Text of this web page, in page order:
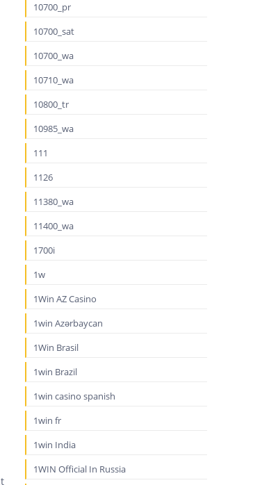
10700_pr
10700_sat
10700_wa
10710_wa
10800_tr
10985_wa
111
1126
11380_wa
11400_wa
1700i
1w
1Win AZ Casino
1win Azərbaycan
1Win Brasil
1win Brazil
1win casino spanish
1win fr
1win India
1WIN Official In Russia